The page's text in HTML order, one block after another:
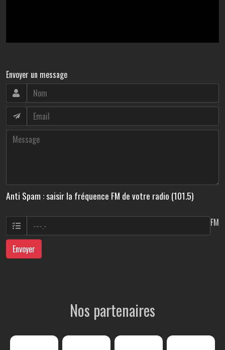
Envoyer un message
Anti Spam : saisir la fréquence FM de votre radio (101.5)
FM
Envoyer
Nos partenaires